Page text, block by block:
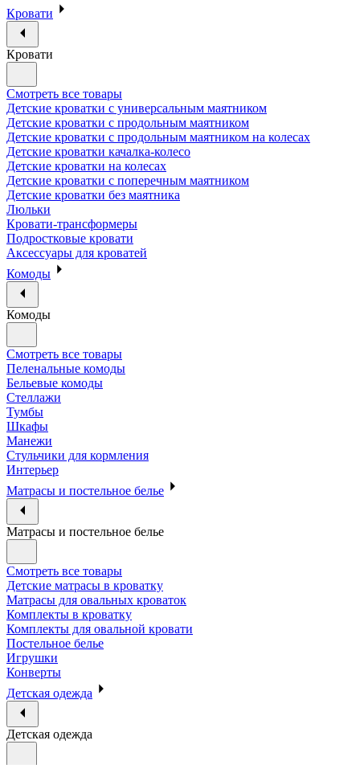
Кровати
Кровати
Смотреть все товары
Детские кроватки с универсальным маятником
Детские кроватки с продольным маятником
Детские кроватки с продольным маятником на колесах
Детские кроватки качалка-колесо
Детские кроватки на колесах
Детские кроватки с поперечным маятником
Детские кроватки без маятника
Люльки
Кровати-трансформеры
Подростковые кровати
Аксессуары для кроватей
Комоды
Комоды
Смотреть все товары
Пеленальные комоды
Бельевые комоды
Стеллажи
Тумбы
Шкафы
Манежи
Стульчики для кормления
Интерьер
Матрасы и постельное белье
Матрасы и постельное белье
Смотреть все товары
Детские матрасы в кроватку
Матрасы для овальных кроваток
Комплекты в кроватку
Комплекты для овальной кровати
Постельное белье
Игрушки
Конверты
Детская одежда
Детская одежда